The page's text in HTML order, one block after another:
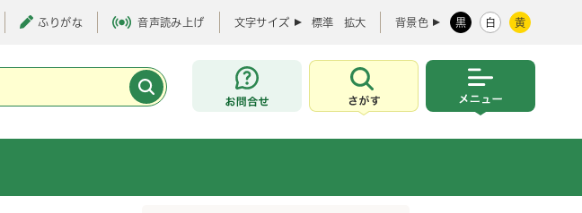
ふりがな 音声読み上げ 文字サイズ 標準 拡大 背景色 黒 白 黄
お問合せ
さがす